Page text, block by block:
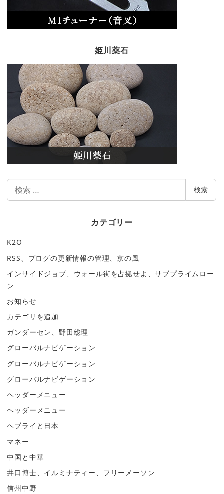
姫川薬石
検
検索
カテゴリー
K2O
RSS、ブログの更新情報の管理、京の風
インサイドジョブ、ウォール街を占拠せよ、サブプライムロー
ン
お知らせ
カテゴリを追加
ガンダーセン、野田総理
グローバルナビゲーション
グローバルナビゲーション
グローバルナビゲーション
ヘッダーメニュー
ヘッダーメニュー
ヘブライと日本
マネー
中国と中華
井口博士、イルミナティー、フリーメーソン
信州中野